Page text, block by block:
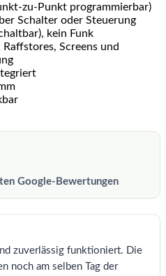
zu-Punkt programmierbar)
Schalter oder Steuerung
kein Funk
Raffstores, Screens und
Google-Bewertungen
zuverlässig funktioniert. Die
noch am selben Tag der